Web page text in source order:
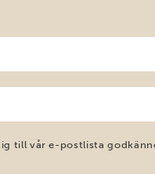
till vår e-postlista